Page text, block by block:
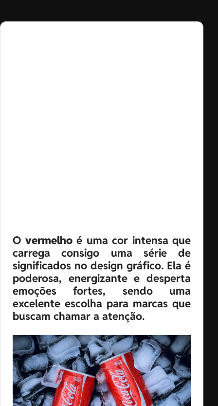
O vermelhoé uma cor intensa que
carrega consigo uma série de
significados no design gráfico. Ela é
poderosa, energizante e desperta
emoções fortes, sendo uma
excelente escolha para marcas que
buscam chamar a atenção.